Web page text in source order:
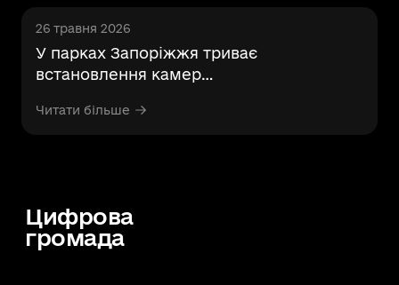
26 травня 2026
У парках Запоріжжя триває
встановлення камер
Читати більше
Цифрова
громада